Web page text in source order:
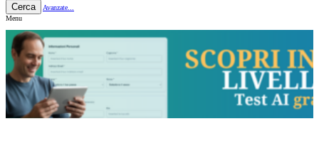
Cerca
Avanzate...
Menu